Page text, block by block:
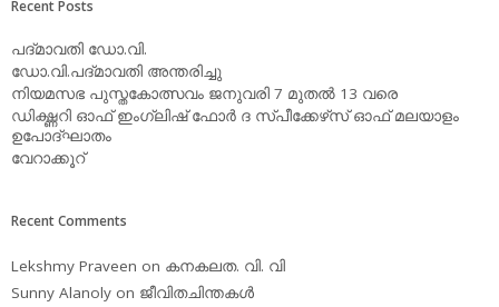
Recent Posts
പദ്മാവതി ഡോ.വി.
ഡോ.വി.പദ്മാവതി അന്തരിച്ചു
നിയമസഭ പുസ്തകോത്സവം ജനുവരി 7 മുതല്‍ 13 വരെ
ഡിക്ഷ്ണറി ഓഫ് ഇംഗ്ലിഷ് ഫോര്‍ ദ സ്പീക്കേഴ്‌സ് ഓഫ് മലയാളം
ഉപോദ്ഘാതം
വേറാക്കൂറ്
Recent Comments
Lekshmy Praveen on കനകലത. വി. വി
Sunny Alanoly on ജീവിതചിന്തകള്‍